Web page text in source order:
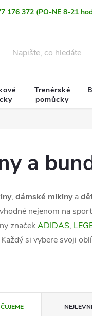
176 372 (PO-NE 8-21
zpracování osobních
Trenérské
pomůcky
a
, dámské mikinya
nejenom na
značekADIDAS,
si vybere svoji